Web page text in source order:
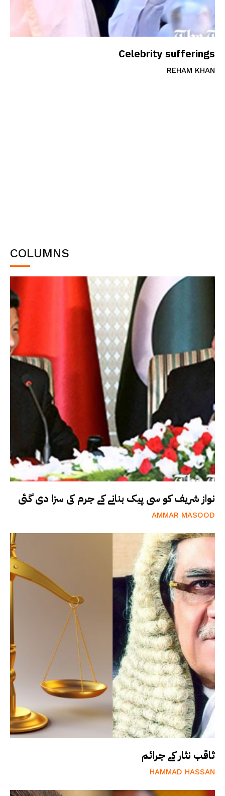
Celebrity sufferings
REHAM KHAN
COLUMNS
نواز شریف کو سی پیک بنانے کے جرم کی سزا دی گئی
AMMAR MASOOD
ثاقب نثار کے جرائم
HAMMAD HASSAN